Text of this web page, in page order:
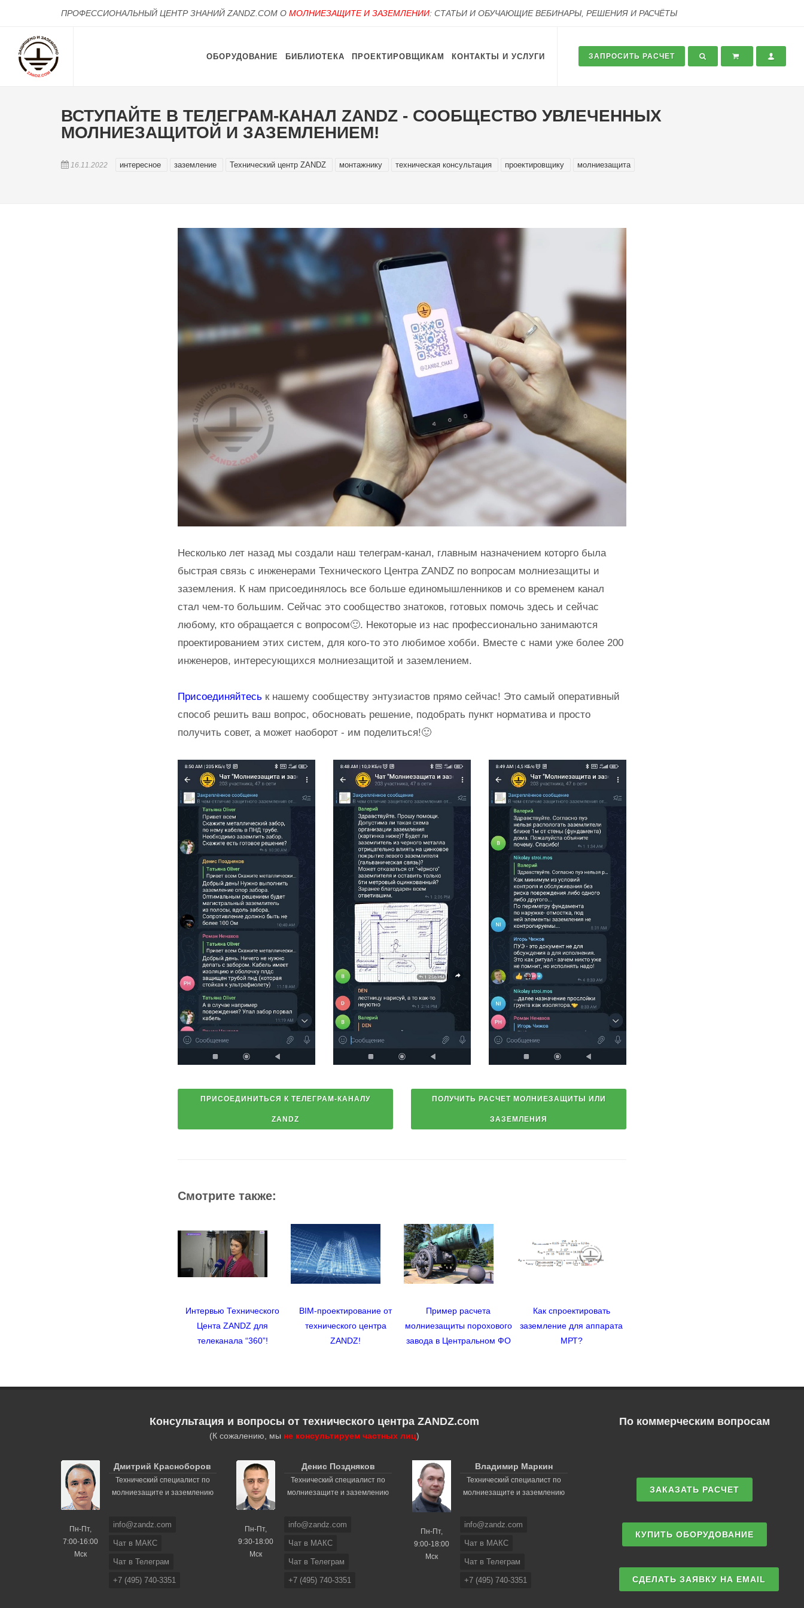
ПРОФЕССИОНАЛЬНЫЙ ЦЕНТР ЗНАНИЙ ZANDZ.COM О МОЛНИЕЗАЩИТЕ И ЗАЗЕМЛЕНИИ: СТАТЬИ И ОБУЧАЮЩИЕ ВЕБИНАРЫ, РЕШЕНИЯ И РАСЧЁТЫ
ОБОРУДОВАНИЕ БИБЛИОТЕКА ПРОЕКТИРОВЩИКАМ КОНТАКТЫ И УСЛУГИ ЗАПРОСИТЬ РАСЧЕТ
ВСТУПАЙТЕ В ТЕЛЕГРАМ-КАНАЛ ZANDZ - СООБЩЕСТВО УВЛЕЧЕННЫХ
МОЛНИЕЗАЩИТОЙ И ЗАЗЕМЛЕНИЕМ!
16.11.2022 интересное заземление Технический центр ZANDZ монтажнику техническая консультация проектировщику молниезащита
Несколько лет назад мы создали наш телеграм-канал, главным назначением которго была
быстрая связь с инженерами Технического Центра ZANDZ по вопросам молниезащиты и
заземления. К нам присоединялось все больше единомышленников и со временем канал
стал чем-то большим. Сейчас это сообщество знатоков, готовых помочь здесь и сейчас
любому, кто обращается с вопросом🙂. Некоторые из нас профессионально занимаются
проектированием этих систем, для кого-то это любимое хобби. Вместе с нами уже более 200
инженеров, интересующихся молниезащитой и заземлением.
Присоединяйтесь к нашему сообществу энтузиастов прямо сейчас! Это самый оперативный
способ решить ваш вопрос, обосновать решение, подобрать пункт норматива и просто
получить совет, а может наоборот - им поделиться!🙂
Смотрите также:
Интервью Технического
Цента ZANDZ для
телеканала “360”!
BIM-проектирование от
технического центра
ZANDZ!
Пример расчета
молниезащиты порохового
завода в Центральном ФО
Как спроектировать
заземление для аппарата
МРТ?
Консультация и вопросы от технического центра ZANDZ.com
(К сожалению, мы не консультируем частных лиц)
Пн-Пт,
7:00-16:00
Мск
Дмитрий Красноборов
Технический специалист по
молниезащите и заземлению
info@zandz.com
Чат в МАКС
Чат в Телеграм
+7 (495) 740-3351
Пн-Пт,
9:30-18:00
Мск
Денис Поздняков
Технический специалист по
молниезащите и заземлению
info@zandz.com
Чат в МАКС
Чат в Телеграм
+7 (495) 740-3351
Пн-Пт,
9:00-18:00
Мск
Владимир Маркин
Технический специалист по
молниезащите и заземлению
info@zandz.com
Чат в МАКС
Чат в Телеграм
+7 (495) 740-3351
По коммерческим вопросам
ЗАКАЗАТЬ РАСЧЕТ
КУПИТЬ ОБОРУДОВАНИЕ
СДЕЛАТЬ ЗАЯВКУ НА EMAIL